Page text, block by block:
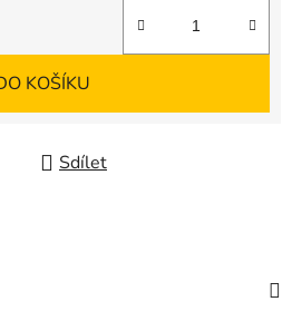
KOŠÍKU
Sdílet